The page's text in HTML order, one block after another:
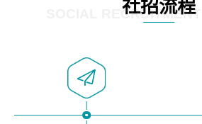
4、掌握DevOps思想、方法和流程。Jenkins工具使用；
5、掌握常见中间件配置与优化，如mysql、nginx等；
社招流程
SOCIAL RECRUITMENT